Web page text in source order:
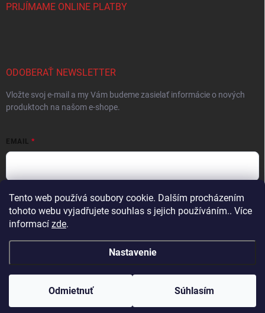
Tento web používá soubory cookie. Dalším procházením
tohoto webu vyjadřujete souhlas s jejich používáním.. Více
informací zde.
Nastavenie
Odmietnuť Súhlasím
PRIJÍMAME ONLINE PLATBY
ODOBERAŤ NEWSLETTER
Vložte svoj e-mail a my Vám budeme zasielať informácie o nových
produktoch na našom e-shope.
EMAIL
Vložením e-mailu súhlasíte spodmienkami ochrany osobných údajov
Prihlásiť sa
Vytvoril Shoptet
Copyright 2026ProFighters. Všetky práva vyhradené.Upraviť nastavenie